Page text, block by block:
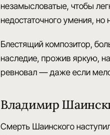
незамысловатые, чтобы
недостаточного умения,
Блестящий композитор,
наследие, прожив яркую,
ревновал — даже если
Владимир
Смерть Шаинского